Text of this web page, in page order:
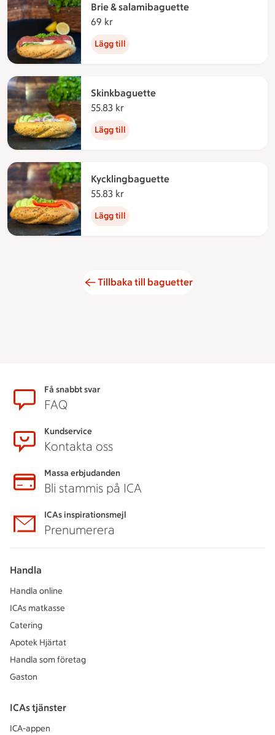
Brie & salamibaguette
69 kr
Lägg till
Skinkbaguette
55.83 kr
Lägg till
Kycklingbaguette
55.83 kr
Lägg till
Tillbaka till baguetter
SidfotFå snabbt svar
FAQ
Kundservice
Kontakta oss
Massa erbjudanden
Bli stammis på ICA
ICAs inspirationsmejl
Prenumerera
Handla
Handla online
ICAs matkasse
Catering
Apotek Hjärtat
Handla som företag
Gaston
ICAs tjänster
ICA-appen